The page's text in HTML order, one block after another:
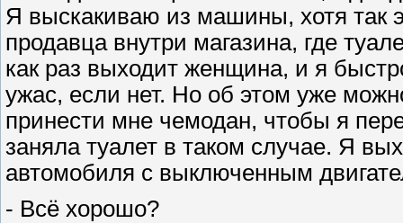
Я выскакиваю из машины, хотя так
продавца внутри магазина, где
как раз выходит женщина, и я
ужас, если нет. Но об этом уже
принести мне чемодан, чтобы я
заняла туалет в таком случае. Я
автомобиля с выключенным
- Всё хорошо?